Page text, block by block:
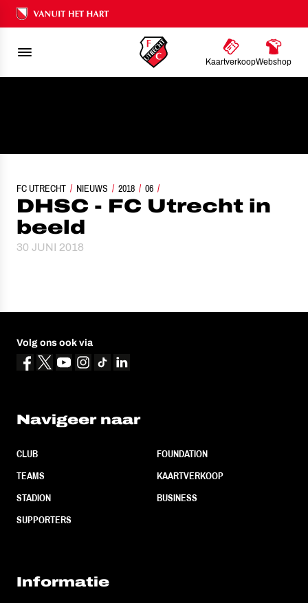
Ons nalatenschap
KaartverkoopWebshop
FC UTRECHT NIEUWS 2018 06
DHSC - FC UTRECHT IN BEELD
DHSC - FC Utrecht in
beeld
30 JUNI 2018
Volg ons ook via
Navigeer naar
CLUB
TEAMS
STADION
SUPPORTERS
FOUNDATION
KAARTVERKOOP
BUSINESS
Informatie